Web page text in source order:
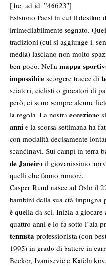
[the_ad id=”46623″]
Esistono Paesi in cui il destino
irrimediabilmente segnato.
tradizioni (cui si aggiunge il
media) lasciano non molto
ben poco. Nella mappa
impossibile scorgere tracce di
sciatori, ciclisti o giocatori di
però, ci sono sempre alcune
la regola. La nostra eccezione
anni e la scorsa settimana ha
con modalità decisamente
scandinavi. Sui campi in terra
de Janeiro il giovanissimo
quelli che fanno rumore.
Casper Ruud nasce ad Oslo il
bambini della sua età impugna
è quella da sci. Inizia a
quattro anni e lo fa sotto l’ala
tennista professionista (con
1995) in grado di battere in
Becker, Ivanisevic e